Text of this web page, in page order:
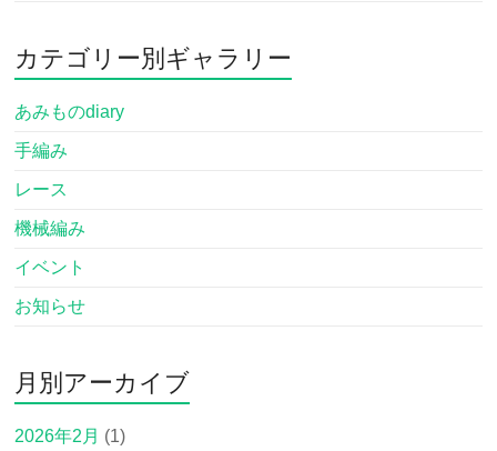
カテゴリー別ギャラリー
あみものdiary
手編み
レース
機械編み
イベント
お知らせ
月別アーカイブ
2026年2月 (1)